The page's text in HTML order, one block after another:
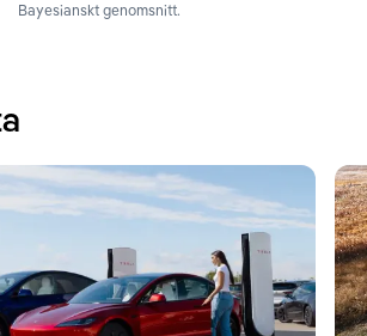
Bayesianskt genomsnitt.